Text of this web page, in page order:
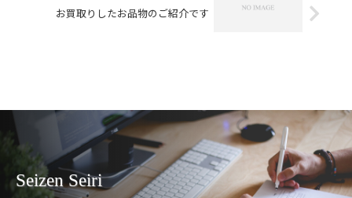
お買取りしたお品物のご紹介です
Seizen Seiri